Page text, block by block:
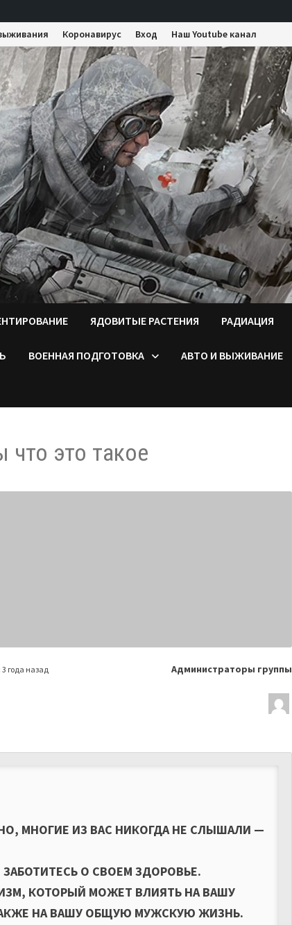
Коронавирус Вход Наш Youtube канал
ЯДОВИТЫЕ РАСТЕНИЯ РАДИАЦИЯ
ВОЕННАЯ ПОДГОТОВКА АВТО И ВЫЖИВАНИЕ
что это такое
3 года назад
Лидеры
Администраторы группы
МНОГИЕ ИЗ ВАС НИКОГДА НЕ СЛЫШАЛИ —
О СВОЕМ ЗДОРОВЬЕ.
КОТОРЫЙ МОЖЕТ ВЛИЯТЬ НА ВАШУ
НА ВАШУ ОБЩУЮ МУЖСКУЮ ЖИЗНЬ.